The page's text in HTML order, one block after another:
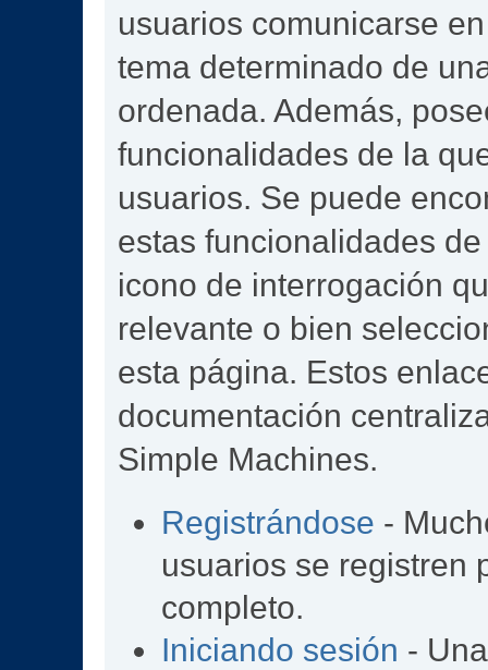
usuarios comunicarse
tema determinado de
ordenada. Además,
funcionalidades de la
usuarios. Se puede
estas funcionalidades
icono de interrogación
relevante o bien
esta página. Estos
documentación
Simple Machines.
Registrándose -
usuarios se registren
completo.
Iniciando sesión -